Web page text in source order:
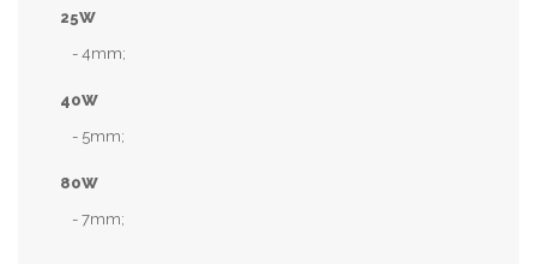
25W
- 4mm;
40W
- 5mm;
80W
- 7mm;